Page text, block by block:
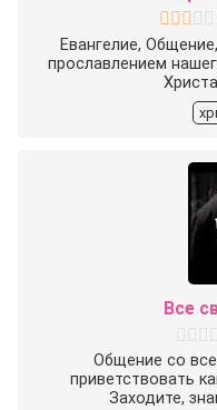
Евангелие,
прославлением
Все
Общение со
приветствовать
Заходите,